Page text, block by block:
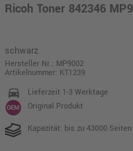
Ricoh Toner 842346
schwarz
Hersteller Nr.: MP9002
Artikelnummer: KT1239
directions_car
Lieferzeit 1-3 Werktage
Original Produkt
Kapazität: bis zu 43000 Seiten